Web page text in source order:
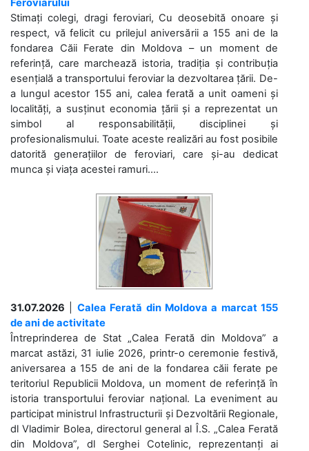
Feroviarului
Stimați colegi, dragi feroviari, Cu deosebită onoare și
respect, vă felicit cu prilejul aniversării a 155 ani de la
fondarea Căii Ferate din Moldova – un moment de
referință, care marchează istoria, tradiția și contribuția
esențială a transportului feroviar la dezvoltarea țării. De-
a lungul acestor 155 ani, calea ferată a unit oameni și
localități, a susținut economia țării și a reprezentat un
simbol al responsabilității, disciplinei și
profesionalismului. Toate aceste realizări au fost posibile
datorită generațiilor de feroviari, care și-au dedicat
munca și viața acestei ramuri....
31.07.2026
Calea Ferată din Moldova a marcat 155
de ani de activitate
Întreprinderea de Stat „Calea Ferată din Moldova” a
marcat astăzi, 31 iulie 2026, printr-o ceremonie festivă,
aniversarea a 155 de ani de la fondarea căii ferate pe
teritoriul Republicii Moldova, un moment de referință în
istoria transportului feroviar național. La eveniment au
participat ministrul Infrastructurii și Dezvoltării Regionale,
dl Vladimir Bolea, directorul general al Î.S. „Calea Ferată
din Moldova”, dl Serghei Cotelinic, reprezentanți ai